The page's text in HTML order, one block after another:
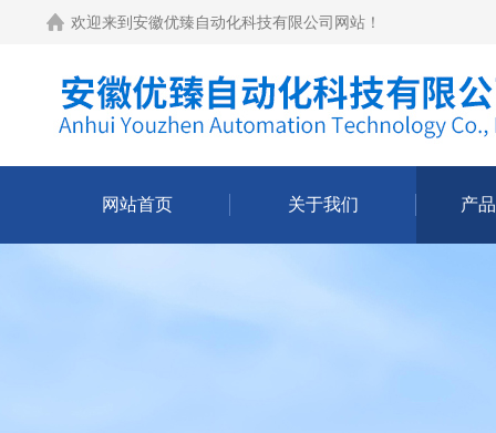
欢迎来到 安徽优臻自动化科技有限公司网站 ！
网站首页 关于我们 产